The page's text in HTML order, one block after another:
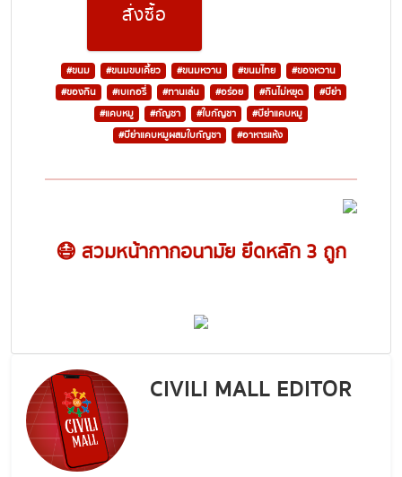
สั่งซื้อ
#ขนม #ขนมขบเคี้ยว #ขนมหวาน #ขนมไทย
#ของหวาน
#ของกิน
#เบเกอรี่ #ทานเล่น #อร่อย #กินไม่หยุด
#บีย่า
#แคบหมู
#กัญชา #ใบกัญชา
#บีย่าแคบหมู
#บีย่าแคบหมูผสมใบกัญชา
#อาหารแห้ง
😷 สวมหน้ากากอนามัย ยึดหลัก 3 ถูก
CIVILI MALL EDITOR